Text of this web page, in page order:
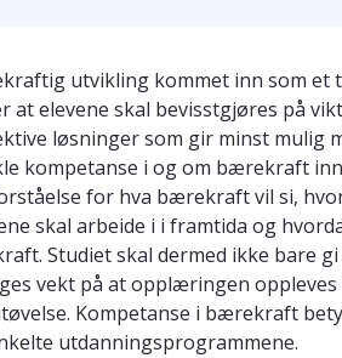
utvikling kommet inn som et
elevene skal bevisstgjøres på
løsninger som gir minst mulig
kompetanse i og om bærekraft
for hva bærekraft vil si,
skal arbeide i i framtida og
Studiet skal dermed ikke bare
vekt på at opplæringen
Kompetanse i bærekraft
utdanningsprogrammene.